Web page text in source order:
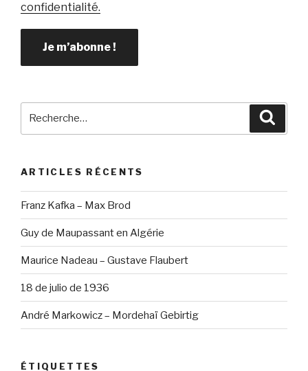
confidentialité.
ARTICLES RÉCENTS
Franz Kafka – Max Brod
Guy de Maupassant en Algérie
Maurice Nadeau – Gustave Flaubert
18 de julio de 1936
André Markowicz – Mordehaï Gebirtig
ÉTIQUETTES